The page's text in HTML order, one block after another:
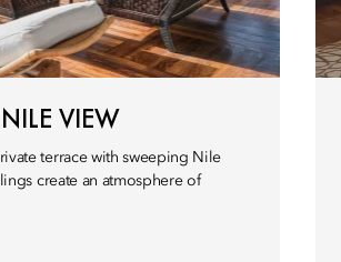
VIEW
terrace with sweeping Nile
create an atmosphere of